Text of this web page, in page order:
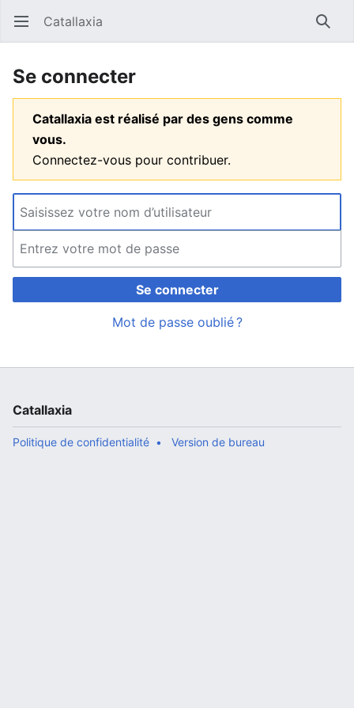
Ouvrir le menu principal Catallaxia
Se connecter
Catallaxia est réalisé par des gens comme
vous.
Connectez-vous pour contribuer.
Se connecter
Mot de passe oublié ?
Catallaxia
Politique de confidentialité Version de bureau